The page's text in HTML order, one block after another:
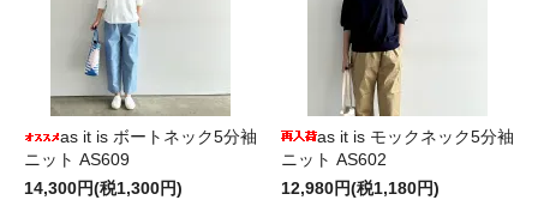
as it is ボートネック5分袖
ニット AS609
14,300円(税1,300円)
as it is モックネック5分袖
ニット AS602
12,980円(税1,180円)